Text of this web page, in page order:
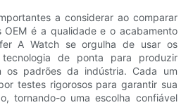
a considerar ao comparar
OEM é a qualidade e o acabamento
A Watch se orgulha de usar os
tecnologia de ponta para produzir
os padrões da indústria. Cada um
testes rigorosos para garantir sua
tornando-o uma escolha confiável